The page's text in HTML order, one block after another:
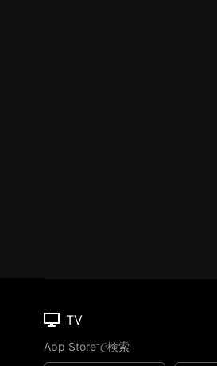
TV
App Storeで検索